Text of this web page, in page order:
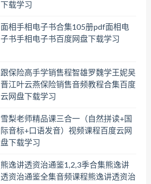
下载学习
面相手相电子书合集105册pdf面相电
子书手相电子书百度网盘下载学习
跟保险高手学销售程智雄罗魏学王妮吴
晋江叶云燕保险销售音频教程合集百度
云网盘下载学习
雪梨老师精品课三合一（自然拼读+国
际音标+口语发音）视频课程百度云网
盘下载学习
熊逸讲透资治通鉴1,2,3季合集熊逸讲
透资治通鉴全集音频课程熊逸讲透资治